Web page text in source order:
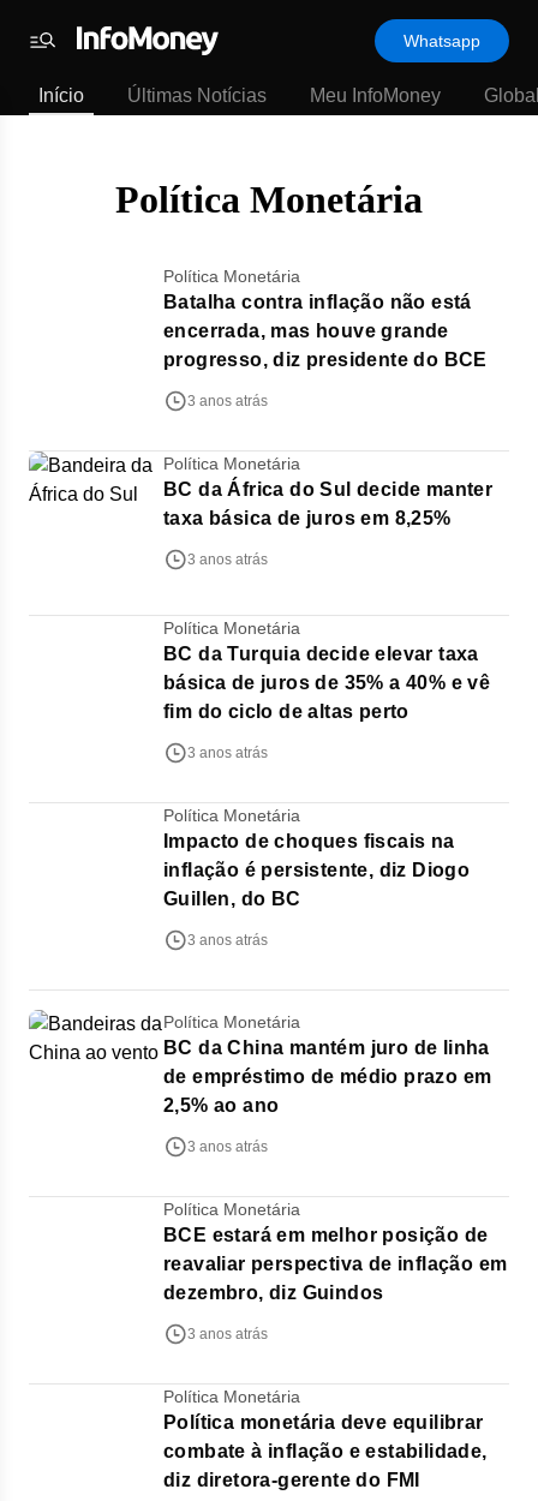
padrão
Últimas
Menu
Whatsapp
Início Últimas Notícias Meu InfoMoney
Política Monetária
Política Monetária
Batalha contra inflação não está
encerrada, mas houve grande
progresso, diz presidente do BCE
3 anos atrás
Política Monetária
BC da África do Sul decide manter
taxa básica de juros em 8,25%
3 anos atrás
Política Monetária
BC da Turquia decide elevar taxa
básica de juros de 35% a 40% e vê
fim do ciclo de altas perto
3 anos atrás
Política Monetária
Impacto de choques fiscais na
inflação é persistente, diz Diogo
Guillen, do BC
3 anos atrás
Política Monetária
BC da China mantém juro de linha
de empréstimo de médio prazo em
2,5% ao ano
3 anos atrás
Política Monetária
BCE estará em melhor posição de
reavaliar perspectiva de inflação em
dezembro, diz Guindos
3 anos atrás
Política Monetária
Política monetária deve equilibrar
combate à inflação e estabilidade,
diz diretora-gerente do FMI